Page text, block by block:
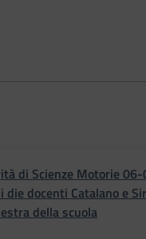
di Scienze Motorie
die docenti Catalano e
della scuola